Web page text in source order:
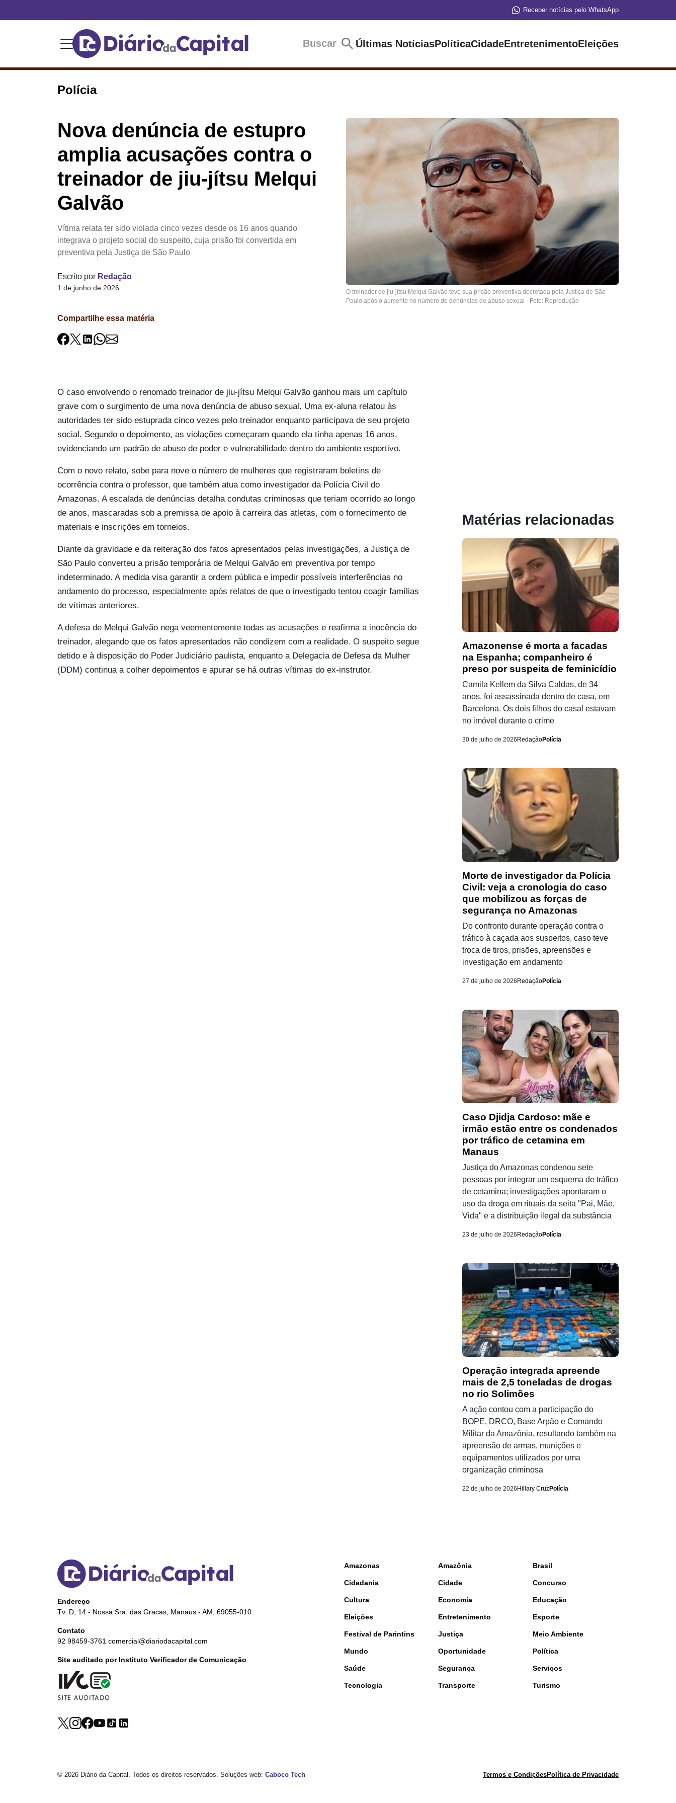
Receber notícias pelo WhatsApp
Buscar Últimas NotíciasPolíticaCidadeEntretenimentoEleições
Polícia
Nova denúncia de estupro
amplia acusações contra o
treinador de jiu-jítsu Melqui
Galvão
Vítima relata ter sido violada cinco vezes desde os 16 anos quando
integrava o projeto social do suspeito, cuja prisão foi convertida em
preventiva pela Justiça de São Paulo
Escrito por Redação
1 de junho de 2026
Compartilhe essa matéria
O treinador de jiu-jítsu Melqui Galvão teve sua prisão preventiva decretada pela Justiça de São
Paulo após o aumento no número de denúncias de abuso sexual - Foto: Reprodução
O caso envolvendo o renomado treinador de jiu-jítsu Melqui Galvão ganhou mais um capítulo
grave com o surgimento de uma nova denúncia de abuso sexual. Uma ex-aluna relatou às
autoridades ter sido estuprada cinco vezes pelo treinador enquanto participava de seu projeto
social. Segundo o depoimento, as violações começaram quando ela tinha apenas 16 anos,
evidenciando um padrão de abuso de poder e vulnerabilidade dentro do ambiente esportivo.
Com o novo relato, sobe para nove o número de mulheres que registraram boletins de
ocorrência contra o professor, que também atua como investigador da Polícia Civil do
Amazonas. A escalada de denúncias detalha condutas criminosas que teriam ocorrido ao longo
de anos, mascaradas sob a premissa de apoio à carreira das atletas, com o fornecimento de
materiais e inscrições em torneios.
Diante da gravidade e da reiteração dos fatos apresentados pelas investigações, a Justiça de
São Paulo converteu a prisão temporária de Melqui Galvão em preventiva por tempo
indeterminado. A medida visa garantir a ordem pública e impedir possíveis interferências no
andamento do processo, especialmente após relatos de que o investigado tentou coagir famílias
de vítimas anteriores.
A defesa de Melqui Galvão nega veementemente todas as acusações e reafirma a inocência do
treinador, alegando que os fatos apresentados não condizem com a realidade. O suspeito segue
detido e à disposição do Poder Judiciário paulista, enquanto a Delegacia de Defesa da Mulher
(DDM) continua a colher depoimentos e apurar se há outras vítimas do ex-instrutor.
Matérias relacionadas
Amazonense é morta a facadas
na Espanha; companheiro é
preso por suspeita de feminicídio
Camila Kellem da Silva Caldas, de 34
anos, foi assassinada dentro de casa, em
Barcelona. Os dois filhos do casal estavam
no imóvel durante o crime
30 de julho de 2026 RedaçãoPolícia
Morte de investigador da Polícia
Civil: veja a cronologia do caso
que mobilizou as forças de
segurança no Amazonas
Do confronto durante operação contra o
tráfico à caçada aos suspeitos, caso teve
troca de tiros, prisões, apreensões e
investigação em andamento
27 de julho de 2026 RedaçãoPolícia
Caso Djidja Cardoso: mãe e
irmão estão entre os condenados
por tráfico de cetamina em
Manaus
Justiça do Amazonas condenou sete
pessoas por integrar um esquema de tráfico
de cetamina; investigações apontaram o
uso da droga em rituais da seita "Pai, Mãe,
Vida" e a distribuição ilegal da substância
23 de julho de 2026 RedaçãoPolícia
Operação integrada apreende
mais de 2,5 toneladas de drogas
no rio Solimões
A ação contou com a participação do
BOPE, DRCO, Base Arpão e Comando
Militar da Amazônia, resultando também na
apreensão de armas, munições e
equipamentos utilizados por uma
organização criminosa
22 de julho de 2026 Hillary CruzPolícia
Endereço
Tv. D, 14 - Nossa Sra. das Gracas, Manaus - AM, 69055-010
Contato
92 98459-3761 comercial@diariodacapital.com
Site auditado por Instituto Verificador de Comunicação
Amazonas Amazônia Brasil
Cidadania Cidade Concurso
Cultura Economia Educação
Eleições Entretenimento Esporte
Festival de Parintins Justiça Meio Ambiente
Mundo Oportunidade Política
Saúde Segurança Serviços
Tecnologia Transporte Turismo
© 2026 Diário da Capital. Todos os direitos reservados. Soluções web: Caboco Tech Termos e CondiçõesPolítica de Privacidade